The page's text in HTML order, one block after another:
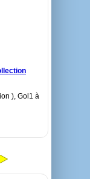
), Gol1 à